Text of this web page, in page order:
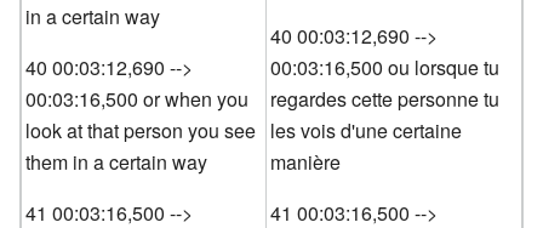
in a certain way
40 00:03:12,690 -->
00:03:16,500 or when you
look at that person you see
them in a certain way
41 00:03:16,500 -->
40 00:03:12,690 -->
00:03:16,500 ou lorsque tu
regardes cette personne tu
les vois d'une certaine
manière
41 00:03:16,500 -->